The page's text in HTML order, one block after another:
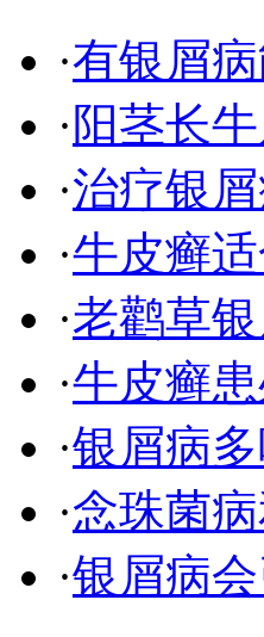
·有银屑
· 阳茎长
·治疗银
·牛皮癣
·老鹳草
·牛皮癣
·银屑病
·念珠菌
·银屑病